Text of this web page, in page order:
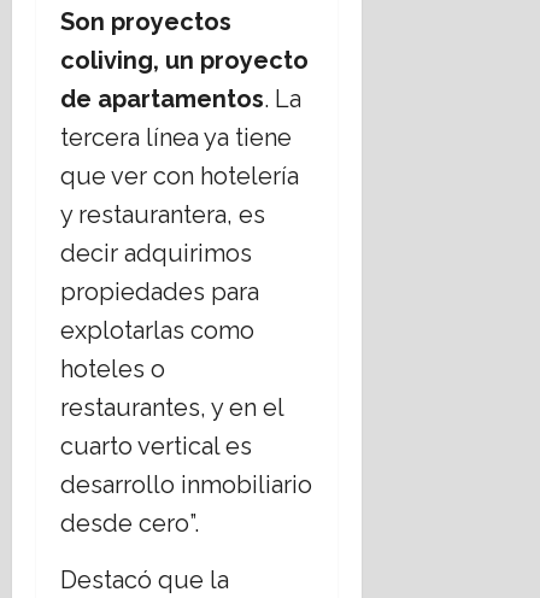
Son proyectos
coliving, un proyecto
de apartamentos. La
tercera línea ya tiene
que ver con hotelería
y restaurantera, es
decir adquirimos
propiedades para
explotarlas como
hoteles o
restaurantes, y en el
cuarto vertical es
desarrollo inmobiliario
desde cero”.
Destacó que la